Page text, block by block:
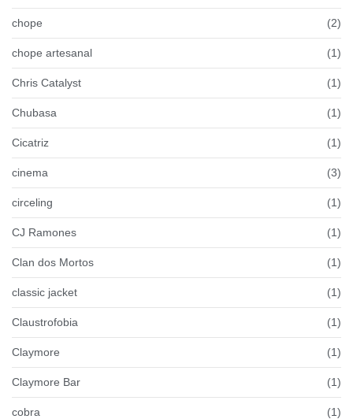
chope (2)
chope artesanal (1)
Chris Catalyst (1)
Chubasa (1)
Cicatriz (1)
cinema (3)
circeling (1)
CJ Ramones (1)
Clan dos Mortos (1)
classic jacket (1)
Claustrofobia (1)
Claymore (1)
Claymore Bar (1)
cobra (1)